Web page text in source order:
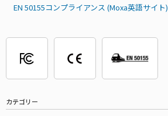
EN 50155コンプライアンス (Moxa英語サイト)
カテゴリー